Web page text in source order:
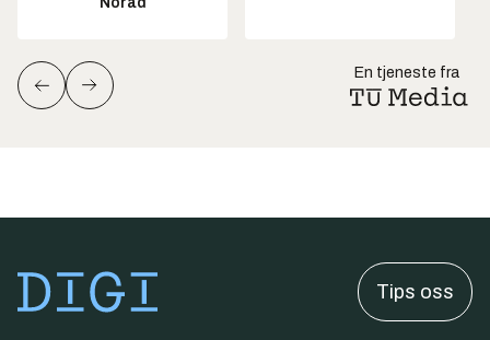
En tjeneste fra
Tips oss